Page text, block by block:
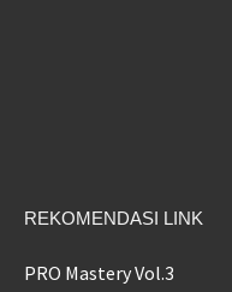
REKOMENDASI LINK
PRO Mastery Vol.3